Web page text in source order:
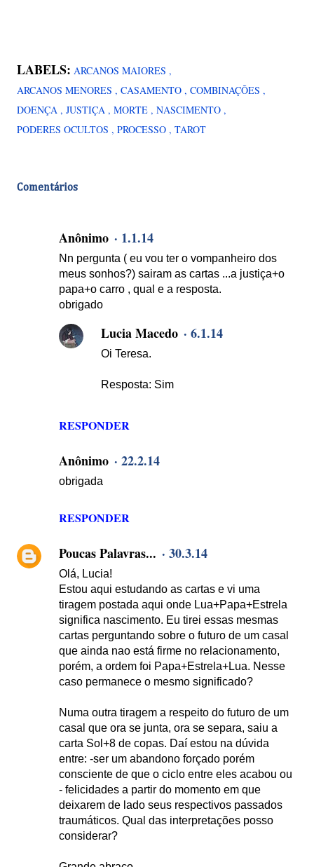
LABELS: ARCANOS MAIORES
ARCANOS MENORES
CASAMENTO
COMBINAÇÕES
DOENÇA
JUSTIÇA MORTE
NASCIMENTO
PODERES OCULTOS
PROCESSO TAROT
Comentários
Anônimo 1.1.14
Nn pergunta ( eu vou ter o vompanheiro dos
meus sonhos?) sairam as cartas ...a justiça+o
papa+o carro , qual e a resposta.
obrigado
RESPONDER
Lucia Macedo 6.1.14
Oi Teresa.
Resposta: Sim
Anônimo 22.2.14
obrigada
RESPONDER
Poucas Palavras... 30.3.14
Olá, Lucia!
Estou aqui estudando as cartas e vi uma
tiragem postada aqui onde Lua+Papa+Estrela
significa nascimento. Eu tirei essas mesmas
cartas perguntando sobre o futuro de um casal
que ainda nao está firme no relacionamento,
porém, a ordem foi Papa+Estrela+Lua. Nesse
caso permanece o mesmo significado?
Numa outra tiragem a respeito do futuro de um
casal que ora se junta, ora se separa, saiu a
carta Sol+8 de copas. Daí estou na dúvida
entre: -ser um abandono forçado porém
consciente de que o ciclo entre eles acabou ou
- felicidades a partir do momento em que
deixarem de lado seus respectivos passados
traumáticos. Qual das interpretações posso
considerar?